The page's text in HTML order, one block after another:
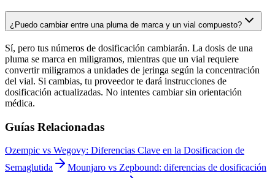
¿Puedo cambiar entre una pluma de marca y un vial compuesto?
Sí, pero tus números de dosificación cambiarán. La dosis de una
pluma se marca en miligramos, mientras que un vial requiere
convertir miligramos a unidades de jeringa según la concentración
del vial. Si cambias, tu proveedor te dará instrucciones de
dosificación actualizadas. No intentes cambiar sin orientación
médica.
Guías Relacionadas
Ozempic vs Wegovy: Diferencias Clave en la Dosificacion de
Semaglutida
Mounjaro vs Zepbound: diferencias de dosificación